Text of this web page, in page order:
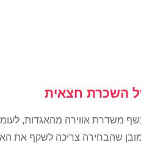
השכרת חצאית
משדרת אווירה מהאגדות,
שהבחירה צריכה לשקף את